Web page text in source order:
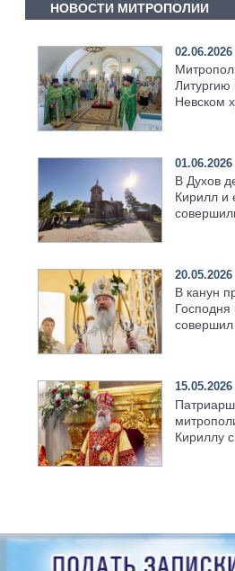
НОВОСТИ МИТРОПОЛИИ
02.06.2026
Литургию
Невском
01.06.2026
В Духов
Кирилл и
20.05.2026
В канун
15.05.2026
Кириллу